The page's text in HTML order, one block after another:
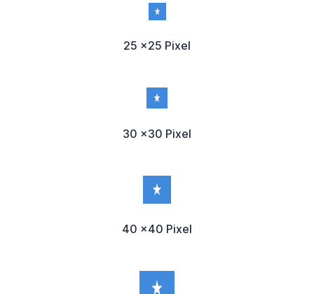
25 x25 Pixel
30 x30 Pixel
40 x40 Pixel